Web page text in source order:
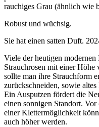
rauchiges Grau (ähnlich wie
Robust und wüchsig.
Sie hat einen satten Duft.
Viele der heutigen
Strauchrosen mit einer
sollte man ihre Strauchform
zurückschneiden, sowie
Ein Ausputzen fördert die
einen sonnigen Standort.
einer Klettermöglichkeit
auch höher werden.